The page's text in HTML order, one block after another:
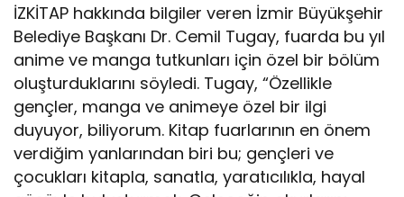
İZKİTAP hakkında bilgiler veren İzmir Büyükşehir
Belediye Başkanı Dr. Cemil Tugay, fuarda bu yıl
anime ve manga tutkunları için özel bir bölüm
oluşturduklarını söyledi. Tugay, “Özellikle
gençler, manga ve animeye özel bir ilgi
duyuyor, biliyorum. Kitap fuarlarının en önem
verdiğim yanlarından biri bu; gençleri ve
çocukları kitapla, sanatla, yaratıcılıkla, hayal